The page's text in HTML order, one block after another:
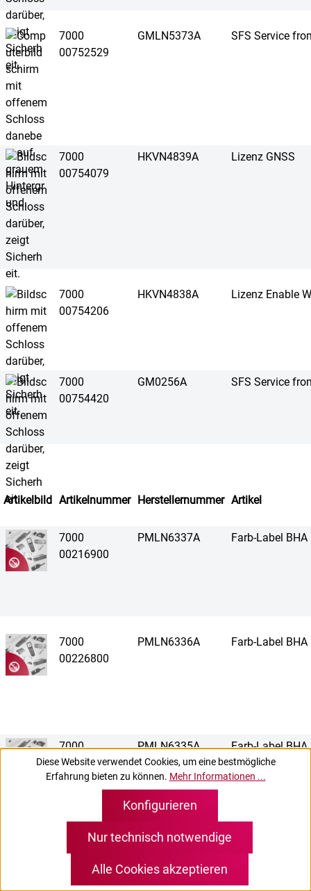
7000
00752529
GMLN5373A SFS Service
7000
00754079
HKVN4839A Lizenz GNSS
7000
00754206
HKVN4838A Lizenz Enable
7000
00754420
GM0256A SFS Service
Artikelbild Artikelnummer Herstellernummer Artikel
7000
00216900
PMLN6337A Farb-Label BHA
7000
00226800
PMLN6336A Farb-Label BHA
7000
00226900
PMLN6335A Farb-Label BHA
00227000
Diese Website verwendet Cookies, um eine bestmögliche
Erfahrung bieten zu können. Mehr Informationen ...
Nur technisch notwendige
Konfigurieren
Alle Cookies akzeptieren